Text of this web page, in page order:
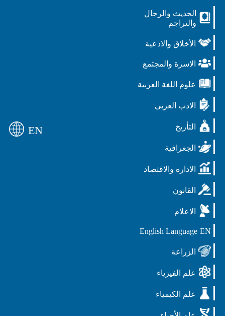
الحديث والرجال
والتراجم
الأخلاق والادعية
الاسرة والمجتمع
علوم اللغة العربية
الادب العربي
التأريخ
الجغرافية
الادارة والاقتصاد
القانون
الاعلام
EN
English Language
الزراعة
علم الفيزياء
علم الكيمياء
EN